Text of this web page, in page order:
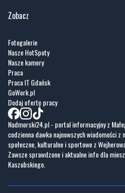
Zobacz
Fotogalerie
Nasze HotSpoty
Nasze kamery
Praca
Praca IT Gdańsk
GoWork.pl
Dodaj ofertę pracy
Nadmorski24.pl - portal informacyjny z
codzienna dawka najnowszych wiadomości
społeczne, kulturalne i sportowe z
Zawsze sprawdzone i aktualne info dla
Kaszubskiego.